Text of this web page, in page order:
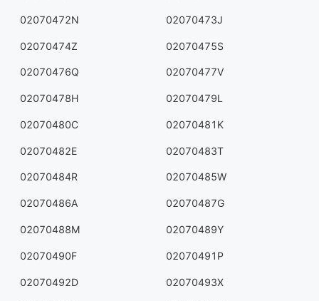
02070472N 02070473J
02070474Z 02070475S
02070476Q 02070477V
02070478H 02070479L
02070480C 02070481K
02070482E 02070483T
02070484R 02070485W
02070486A 02070487G
02070488M 02070489Y
02070490F 02070491P
02070492D 02070493X